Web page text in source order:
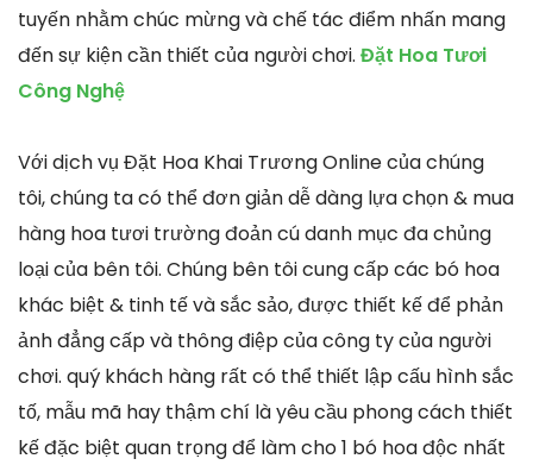
tuyến nhằm chúc mừng và chế tác điểm nhấn mang
đến sự kiện cần thiết của người chơi. Đặt Hoa Tươi
Công Nghệ
Với dịch vụ Đặt Hoa Khai Trương Online của chúng
tôi, chúng ta có thể đơn giản dễ dàng lựa chọn & mua
hàng hoa tươi trường đoản cú danh mục đa chủng
loại của bên tôi. Chúng bên tôi cung cấp các bó hoa
khác biệt & tinh tế và sắc sảo, được thiết kế để phản
ảnh đẳng cấp và thông điệp của công ty của người
chơi. quý khách hàng rất có thể thiết lập cấu hình sắc
tố, mẫu mã hay thậm chí là yêu cầu phong cách thiết
kế đặc biệt quan trọng để làm cho 1 bó hoa độc nhất